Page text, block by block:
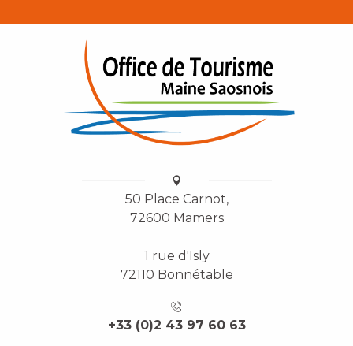
50 Place Carnot,
72600 Mamers
1 rue d'Isly
72110 Bonnétable
+33 (0)2 43 97 60 63